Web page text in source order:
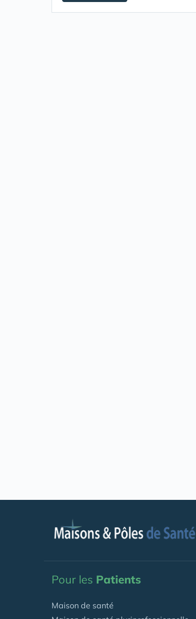
Pour les Patients
Maison de santé